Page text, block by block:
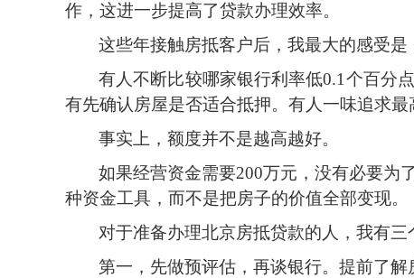
作，这进一步提高了贷款办理效率。
这些年接触房抵客户后，我最大的感受是
有人不断比较哪家银行利率低0.1个百分
有先确认房屋是否适合抵押。有人一味追求
事实上，额度并不是越高越好。
如果经营资金需要200万元，没有必要为
种资金工具，而不是把房子的价值全部变现。
对于准备办理北京房抵贷款的人，我有三
第一，先做预评估，再谈银行。提前了解